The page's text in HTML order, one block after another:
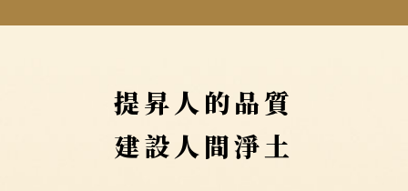
提昇人的品質
建設人間淨土